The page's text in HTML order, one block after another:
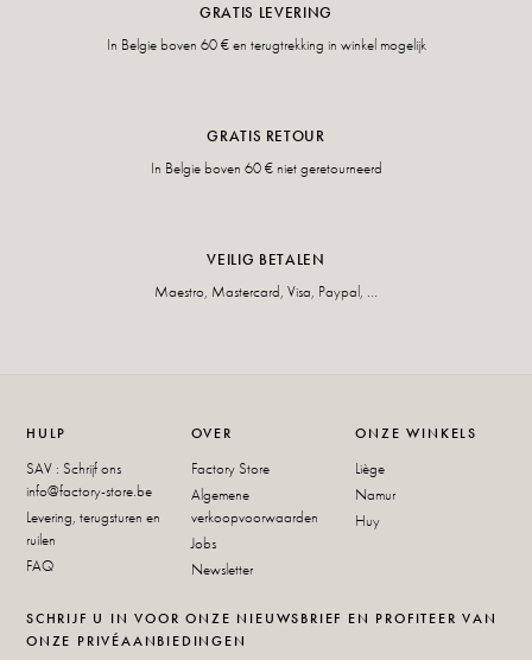
GRATIS LEVERING
In Belgie boven 60 € en terugtrekking in winkel mogelijk
GRATIS RETOUR
In Belgie boven 60 € niet geretourneerd
VEILIG BETALEN
Maestro, Mastercard, Visa, Paypal, ...
HULP
SAV : Schrijf ons
info@factory-store.be
Levering, terugsturen en
ruilen
FAQ
OVER
Factory Store
Algemene
verkoopvoorwaarden
Jobs
Newsletter
ONZE WINKELS
Liège
Namur
Huy
SCHRIJF U IN VOOR ONZE NIEUWSBRIEF EN PROFITEER VAN
ONZE PRIVÉAANBIEDINGEN